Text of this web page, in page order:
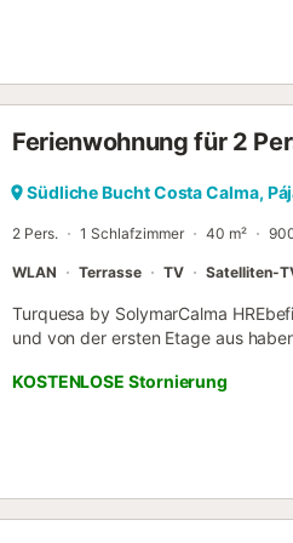
Ferienwohnung für 2
Südliche Bucht Costa Calma,
2 Pers. 1 Schlafzimmer 40 m²
WLAN Terrasse TV Satelliten-
Turquesa by SolymarCalma
und von der ersten Etage aus
Sonnenaufgang genießen. Die
beim Betreten der Wohnung.
und einem Ventilator, ein voll
geräumiger und durchsichtiger
KOSTENLOSE Stornierung